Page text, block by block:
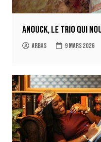
Anouck, le trio qui
Arbas 9 mars 2026